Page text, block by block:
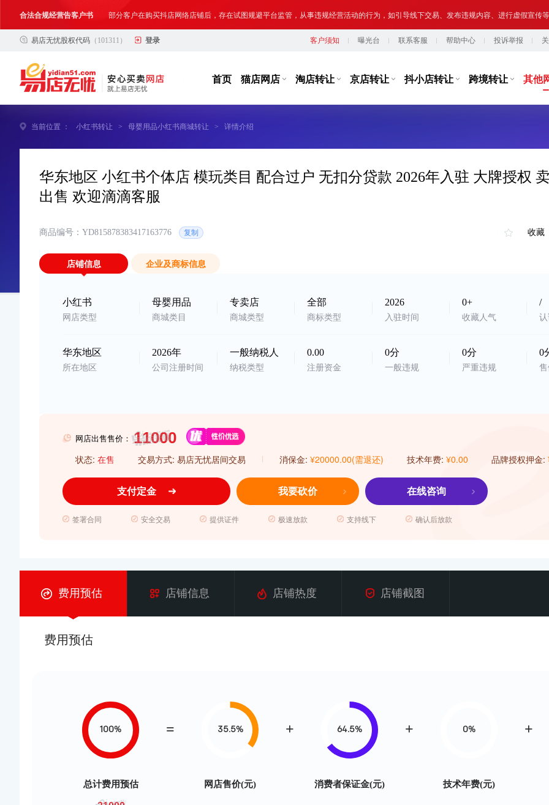
网络店铺合法经营告诫书 为确保网络店铺的合法、规范转让与经营,我司温馨提示,请勿将您转让或购买的网络店铺用于实施违法、犯罪行为；网络非法外之地,店
合法合规经营告客户书 部分客户在购买抖店网络店铺后，存在试图规避平台监管，从事违规经营活动的行为，如引导线下交易、发布违规内容、进行虚假宣
网络店铺合法经营告诫书 为确保网络店铺的合法、规范转让与经营,我司温馨提示,请勿将您转让或购买的网络店铺用于实施违法、犯罪行为；网络非法外之地,店
易店无忧股权代码 （101311） 登录 客户须知 曝光台 联系客服 帮助中心 投诉举报
首页 猫店网店 淘店转让 京店转让 抖小店转让 跨境转让 其他
当前位置 ： 小红书转让 > 母婴用品小红书商城转让 > 详情介绍
华东地区 小红书个体店 模玩类目 配合过户 无扣分贷款 2026年入驻 大牌授权
出售 欢迎滴滴客服
商品编号：YD815878383417163776 复制 收藏
店铺信息 企业及商标信息
小红书
网店类型
母婴用品
商城类目
专卖店
商城类型
全部
商标类型
2026
入驻时间
0+
收藏人气
/
华东地区
所在地区
2026年
公司注册时间
一般纳税人
纳税类型
0.00
注册资金
0分
一般违规
0分
严重违规
0
网店出售售价：
状态: 在售 交易方式: 易店无忧居间交易 消保金: ¥20000.00(需退还) 技术年费: ¥0.00 品牌授权押金:
支付定金 我要砍价 在线咨询
签署合同 安全交易 提供证件 极速放款 支持线下 确认后放款
费用预估 店铺信息 店铺热度 店铺截图
费用预估
100%
总计费用预估
35.5%
网店售价(元)
64.5%
消费者保证金(元)
0%
技术年费(元)